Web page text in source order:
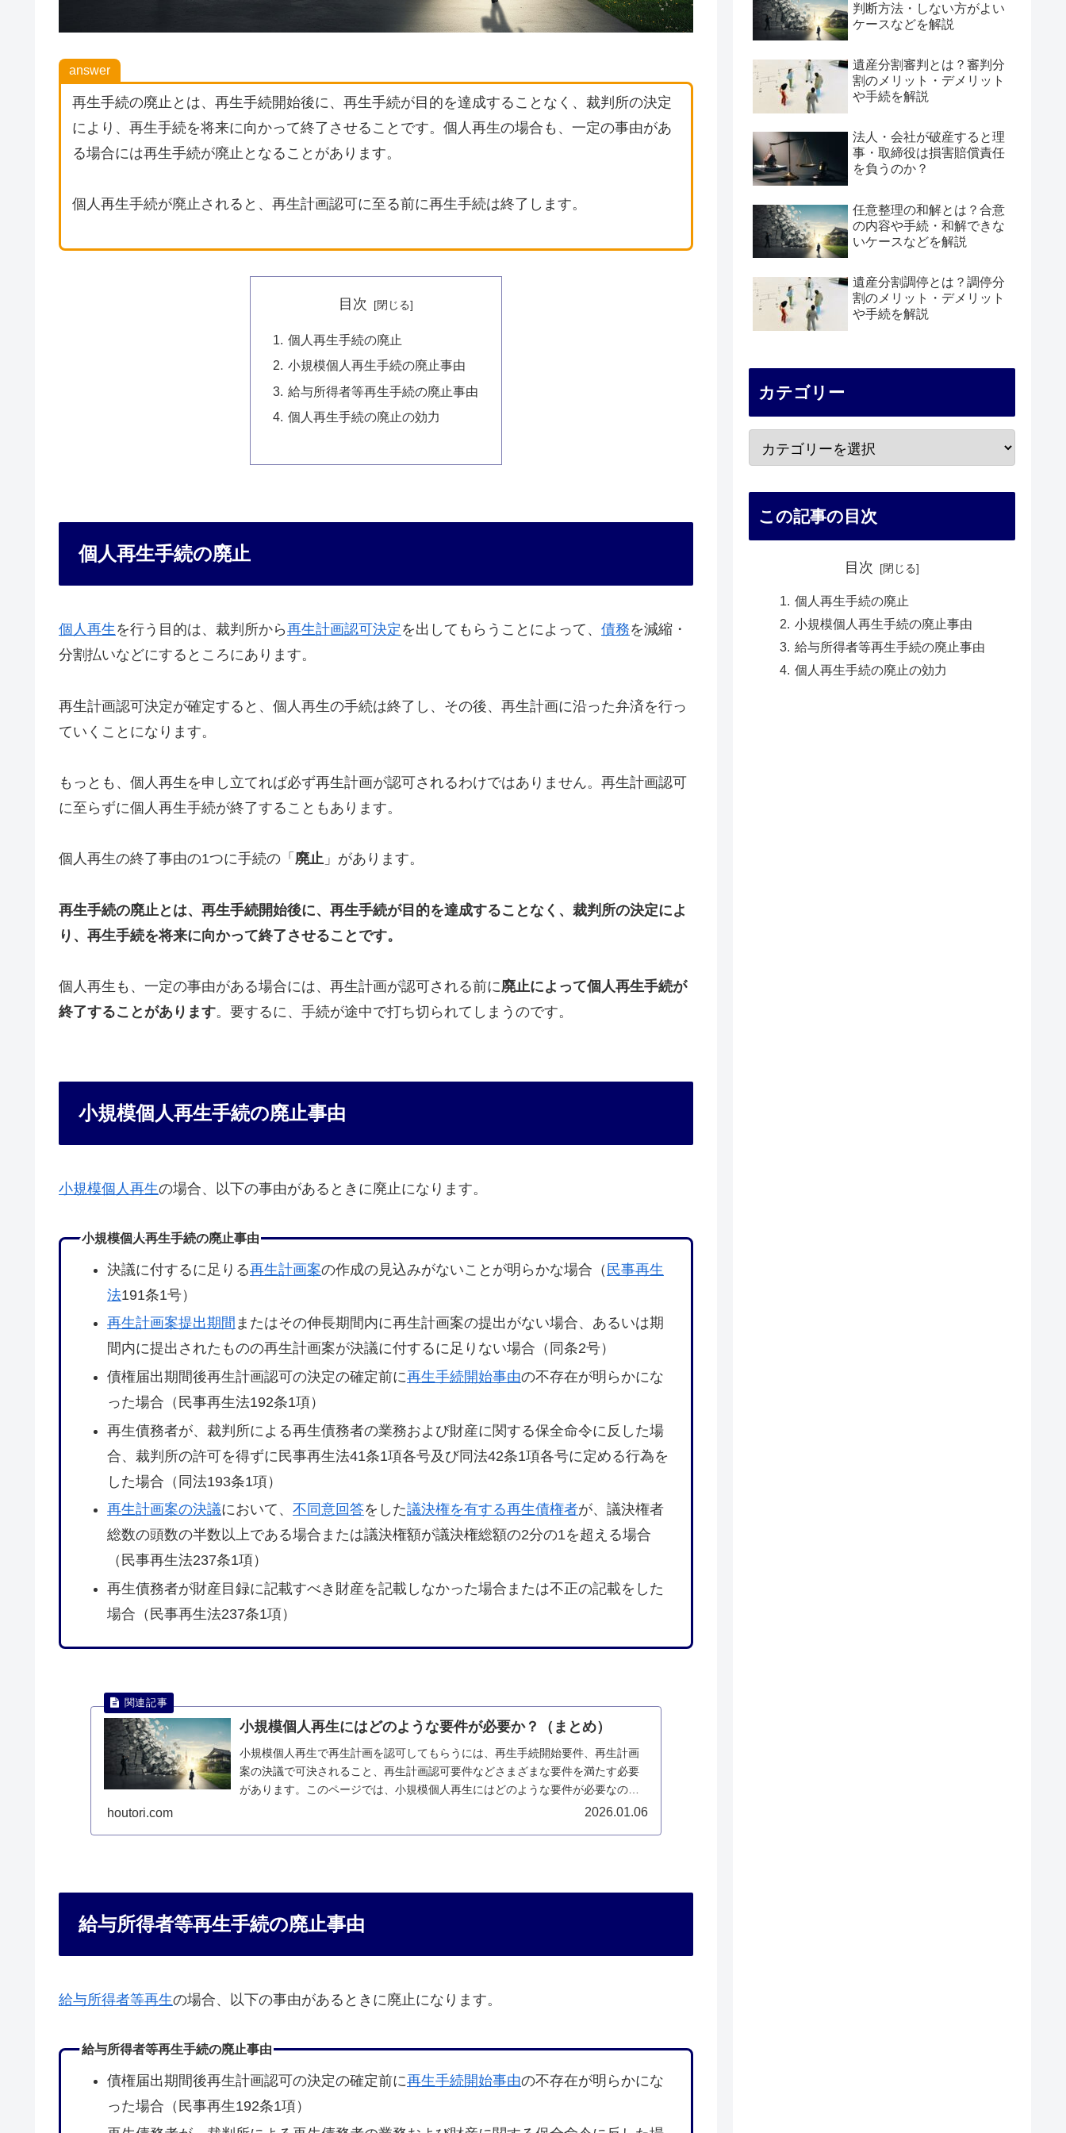
answer
再生手続の廃止とは、再生手続開始後に、再生手続が目的を達成することなく、裁判所の決定
により、再生手続を将来に向かって終了させることです。個人再生の場合も、一定の事由があ
る場合には再生手続が廃止となることがあります。
個人再生手続が廃止されると、再生計画認可に至る前に再生手続は終了します。
目次
個人再生手続の廃止
小規模個人再生手続の廃止事由
給与所得者等再生手続の廃止事由
個人再生手続の廃止の効力
個人再生手続の廃止
個人再生 を行う目的は、裁判所から再生計画認可決定 を出してもらうことによって、 債務を減縮・
分割払いなどにするところにあります。
再生計画認可決定が確定すると、個人再生の手続は終了し、その後、再生計画に沿った弁済を行っ
ていくことになります。
もっとも、個人再生を申し立てれば必ず再生計画が認可されるわけではありません。再生計画認可
に至らずに個人再生手続が終了することもあります。
個人再生の終了事由の1つに手続の「 廃止 」があります。
再生手続の廃止とは、再生手続開始後に、再生手続が目的を達成することなく、裁判所の決定によ
り、再生手続を将来に向かって終了させることです。
個人再生も、一定の事由がある場合には、再生計画が認可される前に廃止によって個人再生手続が
終了することがあります。要するに、手続が途中で打ち切られてしまうのです。
小規模個人再生手続の廃止事由
小規模個人再生の場合、以下の事由があるときに廃止になります。
小規模個人再生手続の廃止事由
決議に付するに足りる再生計画案の作成の見込みがないことが明らかな場合（ 民事再生
法191条1号）
再生計画案提出期間 またはその伸長期間内に再生計画案の提出がない場合、あるいは期
間内に提出されたものの再生計画案が決議に付するに足りない場合（同条2号）
債権届出期間後再生計画認可の決定の確定前に再生手続開始事由の不存在が明らかにな
った場合（民事再生法192条1項）
再生債務者が、裁判所による再生債務者の業務および財産に関する保全命令に反した場
合、裁判所の許可を得ずに民事再生法41条1項各号及び同法42条1項各号に定める行為を
した場合（同法193条1項）
再生計画案の決議において、 不同意回答をした議決権を有する再生債権者が、議決権者
総数の頭数の半数以上である場合または議決権額が議決権総額の2分の1を超える場合
（民事再生法237条1項）
再生債務者が財産目録に記載すべき財産を記載しなかった場合または不正の記載をした
場合（民事再生法237条1項）
小規模個人再生にはどのような要件が必要か？（まとめ）
小規模個人再生で再生計画を認可してもらうには、再生手続開始要件、再生計画
案の決議で可決されること、再生計画認可要件などさまざまな要件を満たす必要
があります。このページでは、小規模個人再生にはどのような要件が必要なのか
houtori.com 2026.01.06
給与所得者等再生手続の廃止事由
給与所得者等再生の場合、以下の事由があるときに廃止になります。
給与所得者等再生手続の廃止事由
債権届出期間後再生計画認可の決定の確定前に再生手続開始事由の不存在が明らかにな
った場合（民事再生192条1項）
判断方法・しない方がよい
ケースなどを解説
遺産分割審判とは？審判分
割のメリット・デメリット
や手続を解説
法人・会社が破産すると理
事・取締役は損害賠償責任
を負うのか？
任意整理の和解とは？合意
の内容や手続・和解できな
いケースなどを解説
遺産分割調停とは？調停分
割のメリット・デメリット
や手続を解説
カテゴリー
この記事の目次
目次
個人再生手続の廃止
小規模個人再生手続の廃止事由
給与所得者等再生手続の廃止事由
個人再生手続の廃止の効力